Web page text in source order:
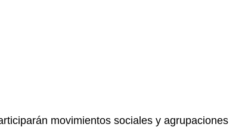
movimientos sociales y agrupaciones